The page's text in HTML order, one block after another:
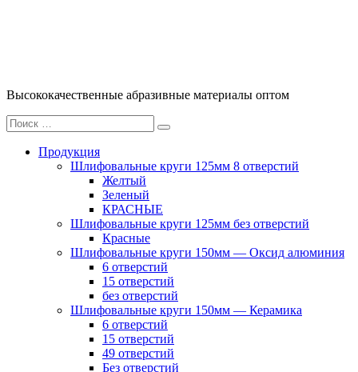
Высококачественные абразивные материалы оптом
Искать:
Поиск
Продукция
Шлифовальные круги 125мм 8 отверстий
Желтый
Зеленый
КРАСНЫЕ
Шлифовальные круги 125мм без отверстий
Красные
Шлифовальные круги 150мм — Оксид алюминия
6 отверстий
15 отверстий
без отверстий
Шлифовальные круги 150мм — Керамика
6 отверстий
15 отверстий
49 отверстий
Без отверстий